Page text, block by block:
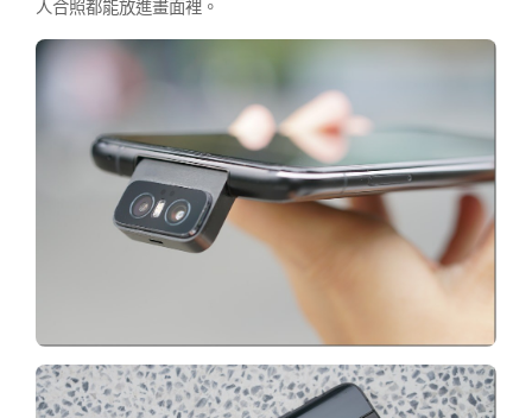
人合照都能放進畫面裡。